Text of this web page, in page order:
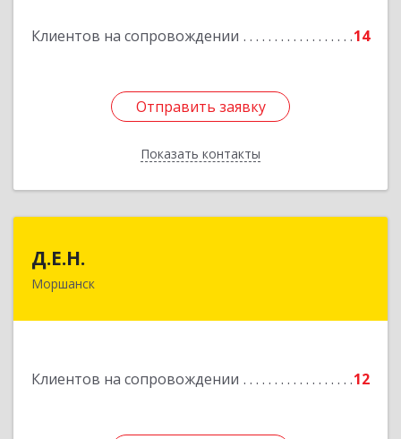
Клиентов на сопровождении 14
Отправить заявку
Показать контакты
Отправить заявку
Назад
Д.Е.Н.
Моршанск
Клиентов на сопровождении 12